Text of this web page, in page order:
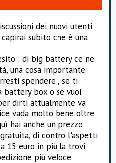
dei nuovi utenti
subito che è una
: di big battery ce ne
una cosa importante
spendere , se ti
battery box o se vuoi
dirti attualmente va
vada molto bene oltre
hai anche un prezzo
di contro l'aspetti
15 euro in più la trovi
più veloce